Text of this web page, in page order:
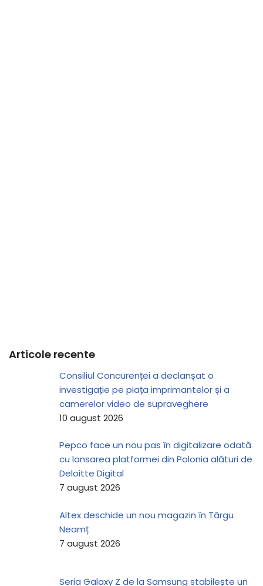
Articole recente
Consiliul Concurenței a declanșat o
investigație pe piața imprimantelor și a
camerelor video de supraveghere
10 august 2026
Pepco face un nou pas în digitalizare odată
cu lansarea platformei din Polonia alături de
Deloitte Digital
7 august 2026
Altex deschide un nou magazin în Târgu
Neamț
7 august 2026
Seria Galaxy Z de la Samsung stabilește un